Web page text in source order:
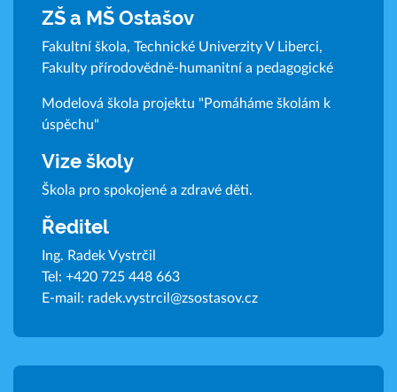
ZŠ a MŠ Ostašov
Fakultní škola, Technické Univerzity V Liberci,
Fakulty přírodovědně-humanitní a pedagogické
Modelová škola projektu "Pomáháme školám k
úspěchu"
Vize školy
Škola pro spokojené a zdravé děti.
Ředitel
Ing. Radek Vystrčil
Tel: +420 725 448 663
E-mail: radek.vystrcil@zsostasov.cz